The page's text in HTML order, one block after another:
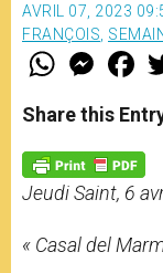
AVRIL 07, 2023
FRANÇOIS
W
t
s
p
p
M
e
s
e
g
e
r
F
a
e
b
o
k
Share this
Jeudi Saint, 6
« Casal del